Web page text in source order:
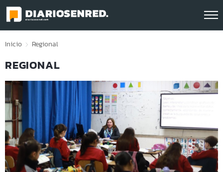
Click acá para ir directamente al contenido
Inicio Regional
REGIONAL